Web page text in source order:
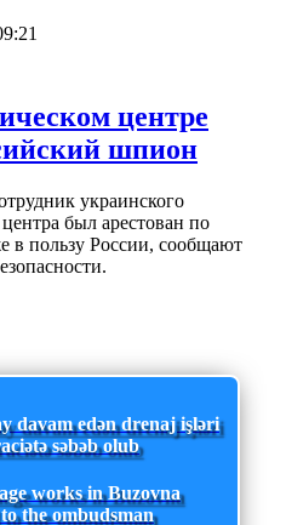
центре
шпион
украинского
был арестован по
в пользу России, сообщают
davam edən drenaj işləri
səbəb olub
works in Buzovna
the ombudsman